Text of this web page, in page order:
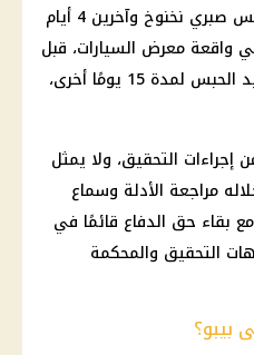
صبري نخنوخ
وآخرين 4 أيام
واقعة معرض السيارات، قبل
أن تقرر المحكمة المختصة تجديد الحبس لمدة 15 يومًا أخرى،
إجراءات التحقيق، ولا يمثل
مراجعة الأدلة وسماع
مع بقاء حق الدفاع قائمًا في
التحقيق والمحكمة
بيبو؟